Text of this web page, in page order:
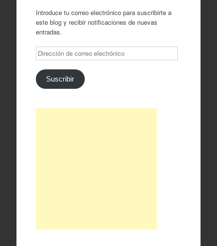
Introduce tu correo electrónico para suscribirte a
este blog y recibir notificaciones de nuevas
entradas.
Dirección
de
correo
electrónico
Suscribir